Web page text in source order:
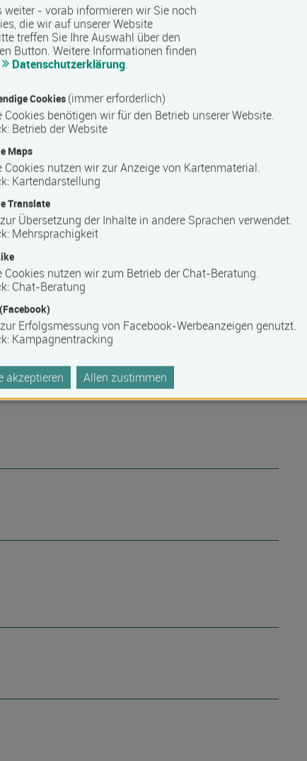
erfragen Sie bitte beim Anbieter.
weiter - vorab informieren wir Sie noch
die wir auf unserer Website
treffen Sie Ihre Auswahl über den
Button. Weitere Informationen finden
Datenschutzerklärung.
Cookies (immer erforderlich)
Cookies benötigen wir für den Betrieb unserer Website.
: Betrieb der Website
Maps
Cookies nutzen wir zur Anzeige von Kartenmaterial.
: Kartendarstellung
Translate
Übersetzung der Inhalte in andere Sprachen verwendet.
: Mehrsprachigkeit
Cookies nutzen wir zum Betrieb der Chat-Beratung.
: Chat-Beratung
Erfolgsmessung von Facebook-Werbeanzeigen genutzt.
: Kampagnentracking
akzeptieren Allen zustimmen